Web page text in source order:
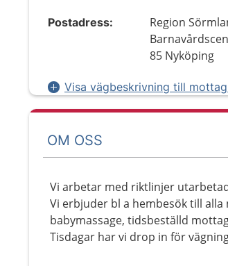
Postadress:
Region
85 Nyköping
Visa vägbeskrivning till
OM OSS
Vi arbetar med riktlinjer
Vi erbjuder bl a hembesök till
babymassage, tidsbeställd
Tisdagar har vi drop in för